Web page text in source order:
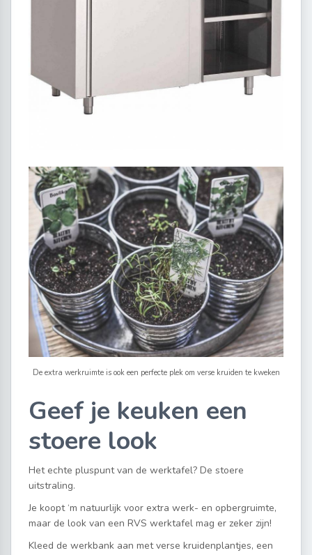
De extra werkruimte is ook een perfecte plek om verse kruiden te kweken
Geef je keuken een
stoere look
Het echte pluspunt van de werktafel? De stoere
uitstraling.
Je koopt ‘m natuurlijk voor extra werk- en opbergruimte,
maar de look van een RVS werktafel mag er zeker zijn!
Kleed de werkbank aan met verse kruidenplantjes, een